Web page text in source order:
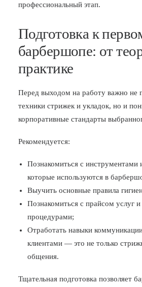
профессиональный этап.
Подготовка к
барбершопе: от
практике
Перед выходом на работу важно не
техники стрижек и укладок, но и
корпоративные стандарты
Рекомендуется:
Познакомиться с инструментами
которые используются в
Выучить основные правила
Познакомиться с прайсом услуг
процедурами;
Отработать навыки
клиентами — это не только
общения.
Тщательная подготовка позволяет